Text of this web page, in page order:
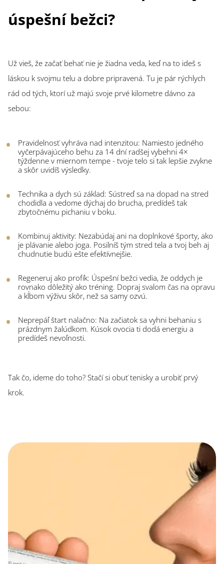
úspešní bežci?
Už vieš, že začať behať nie je žiadna veda, keď na to ideš s
láskou k svojmu telu a dobre pripravená. Tu je pár rýchlych
rád od tých, ktorí už majú svoje prvé kilometre dávno za
sebou:
Pravidelnosť vyhráva nad intenzitou: Namiesto jedného
vyčerpávajúceho behu za 14 dní radšej vybehni 4×
týždenne v miernom tempe - tvoje telo si tak lepšie zvykne
a skôr uvidíš výsledky.
Technika a dych sú základ: Sústreď sa na dopad na stred
chodidla a vedome dýchaj do brucha, predídeš tak
zbytočnému pichaniu v boku.
Kombinuj aktivity: Nezabúdaj ani na doplnkové športy, ako
je plávanie alebo joga. Posilníš tým stred tela a tvoj beh aj
chudnutie budú ešte efektívnejšie.
Regeneruj ako profík: Úspešní bežci vedia, že oddych je
rovnako dôležitý ako tréning. Dopraj svalom čas na opravu
a kĺbom výživu skôr, než sa samy ozvú.
Neprepáľ štart nalačno: Na začiatok sa vyhni behaniu s
prázdnym žalúdkom. Kúsok ovocia ti dodá energiu a
predídeš nevoľnosti.
Tak čo, ideme do toho? Stačí si obuť tenisky a urobiť prvý
krok.